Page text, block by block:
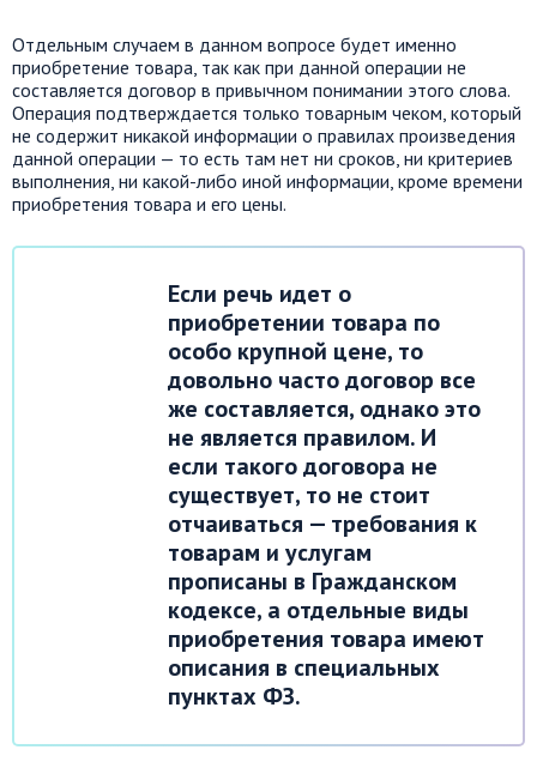
Отдельным случаем в данном вопросе будет именно
приобретение товара, так как при данной операции не
составляется договор в привычном понимании этого слова.
Операция подтверждается только товарным чеком, который
не содержит никакой информации о правилах произведения
данной операции — то есть там нет ни сроков, ни критериев
выполнения, ни какой-либо иной информации, кроме времени
приобретения товара и его цены.
Если речь идет о
приобретении товара по
особо крупной цене, то
довольно часто договор все
же составляется, однако это
не является правилом. И
если такого договора не
существует, то не стоит
отчаиваться — требования к
товарам и услугам
прописаны в Гражданском
кодексе, а отдельные виды
приобретения товара имеют
описания в специальных
пунктах ФЗ.